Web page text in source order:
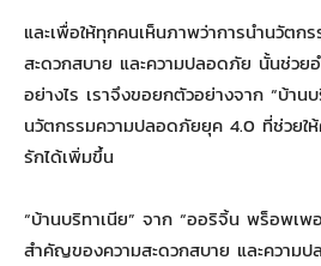
และเพื่อให้ทุกคนเห็นภาพว่าการนำนวัตกร
สะดวกสบาย และความปลอดภัย นั้นช่วยอ
อย่างไร เราจึงขอยกตัวอย่างจาก “บ้าน
นวัตกรรมความปลอดภัยยุค 4.0 ที่ช่วยใ
รักได้เพิ่มขึ้น
“บ้านบริทาเนีย” จาก “ออริจิ้น พร็อพเพ
สำคัญของความสะดวกสบาย และความ